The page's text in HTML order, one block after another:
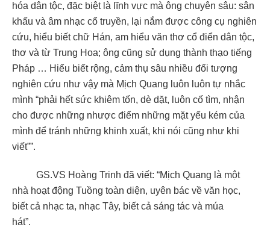
hóa dân tộc, đặc biệt là lĩnh vực mà ông chuyên sâu: sân
khấu và âm nhạc cổ truyền, lại nắm được công cụ nghiên
cứu, hiểu biết chữ Hán, am hiểu văn thơ cổ điển dân tộc,
thơ và từ Trung Hoa; ông cũng sử dụng thành thạo tiếng
Pháp … Hiểu biết rộng, cảm thụ sâu nhiều đối tượng
nghiên cứu như vậy mà Mịch Quang luôn luôn tự nhắc
mình “phải hết sức khiêm tốn, dè dặt, luôn cố tìm, nhận
cho được những nhược điểm những mặt yếu kém của
mình để tránh những khinh xuất, khi nói cũng như khi
viết””.
GS.VS Hoàng Trinh đã viết: “Mịch Quang là một
nhà hoạt động Tuồng toàn diện, uyên bác về văn học,
biết cả nhạc ta, nhạc Tây, biết cả sáng tác và múa
hát”.